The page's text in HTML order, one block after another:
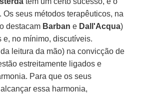
Os seus métodos terapêuticos, na
destacam Barbane Dall'Acqua)
e, no mínimo, discutíveis.
leitura da mão) na convicção de
estreitamente ligados e
Para que os seus
essa harmonia,